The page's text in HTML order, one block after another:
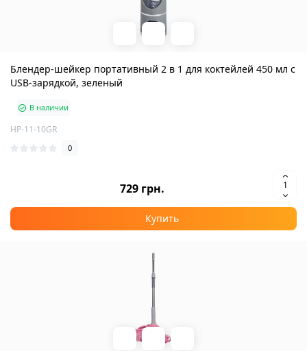
Блендер-шейкер портативный 2 в 1 для коктейлей 450 мл с
USB-зарядкой, зеленый
В наличии
HP-11-10GR
0
729 грн.
Купить